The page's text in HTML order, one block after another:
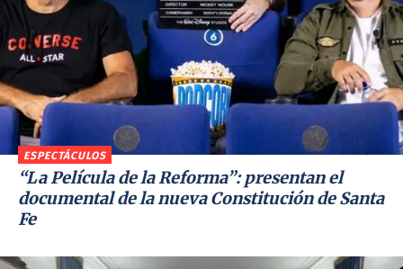
ESPECTÁCULOS
“La Película de la Reforma”: presentan el
documental de la nueva Constitución de Santa
Fe